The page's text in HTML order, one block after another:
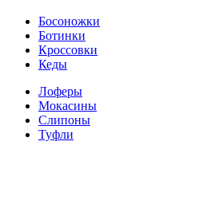
Босоножки
Ботинки
Кроссовки
Кеды
Лоферы
Мокасины
Слипоны
Туфли